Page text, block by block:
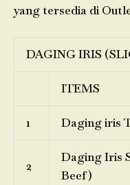
yang tersedia di
DAGING IRIS
ITEMS
1 Daging iris
2
Daging Iris
Beef)